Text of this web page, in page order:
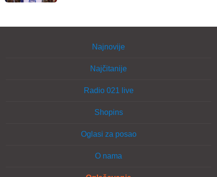
Najnovije
Najčitanije
Radio 021 live
Shopins
Oglasi za posao
O nama